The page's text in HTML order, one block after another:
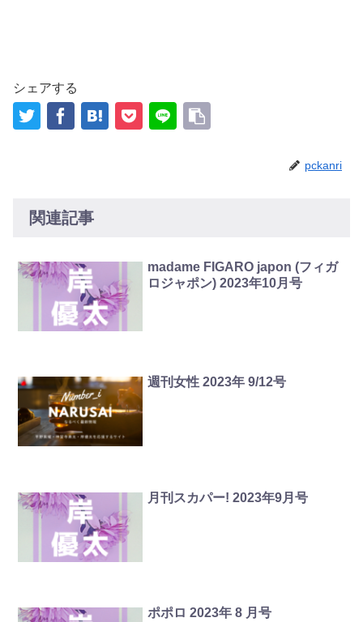
シェアする
pckanri
関連記事
madame FIGARO japon (フィガ
ロジャポン) 2023年10月号
週刊女性 2023年 9/12号
月刊スカパー! 2023年9月号
ポポロ 2023年 8 月号